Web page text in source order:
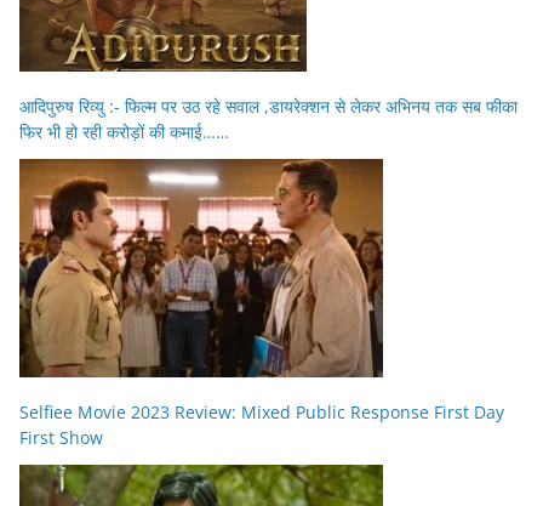
आदिपुरुष रिव्यु :- फिल्म पर उठ रहे सवाल ,डायरेक्शन से लेकर अभिनय तक सब फीका
फिर भी हो रही करोड़ों की कमाई……
Selfiee Movie 2023 Review: Mixed Public Response First Day
First Show